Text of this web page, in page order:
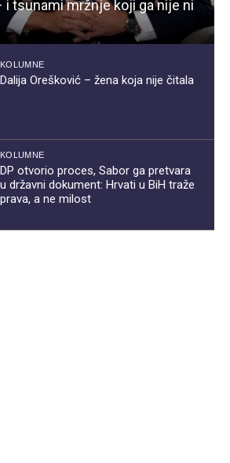
i tsunami mržnje koji ga nije ni
KOLUMNE
Dalija Orešković – žena koja nije čitala
KOLUMNE
DP otvorio proces, Sabor ga pretvara
u državni dokument: Hrvati u BiH traže
prava, a ne milost